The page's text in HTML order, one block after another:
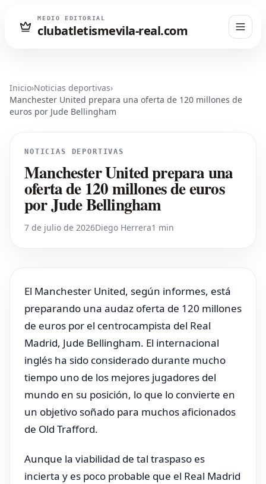
MEDIO EDITORIAL
clubatletismevila-real.com
Inicio›Noticias deportivas›
Manchester United prepara una oferta de 120 millones de
euros por Jude Bellingham
NOTICIAS DEPORTIVAS
Manchester United prepara una
oferta de 120 millones de euros
por Jude Bellingham
7 de julio de 2026Diego Herrera1 min
El Manchester United, según informes, está
preparando una audaz oferta de 120 millones
de euros por el centrocampista del Real
Madrid, Jude Bellingham. El internacional
inglés ha sido considerado durante mucho
tiempo uno de los mejores jugadores del
mundo en su posición, lo que lo convierte en
un objetivo soñado para muchos aficionados
de Old Trafford.
Aunque la viabilidad de tal traspaso es
incierta y es poco probable que el Real Madrid